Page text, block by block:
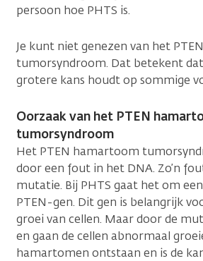
persoon hoe PHTS is.
Je kunt niet genezen van het
tumorsyndroom. Dat betekent
grotere kans houdt op sommige
Oorzaak van het PTEN
tumorsyndroom
Het PTEN hamartoom
door een fout in het DNA. Zo’n
mutatie. Bij PHTS gaat het om
PTEN-gen. Dit gen is belangrijk
groei van cellen. Maar door de
en gaan de cellen abnormaal
hamartomen ontstaan en is de